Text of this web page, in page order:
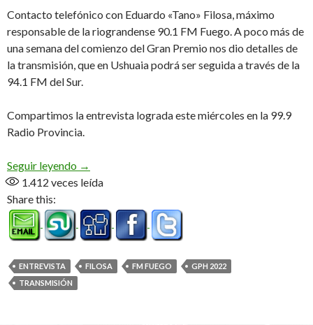
Contacto telefónico con Eduardo «Tano» Filosa, máximo
responsable de la riograndense 90.1 FM Fuego. A poco más de
una semana del comienzo del Gran Premio nos dio detalles de
la transmisión, que en Ushuaia podrá ser seguida a través de la
94.1 FM del Sur.
Compartimos la entrevista lograda este miércoles en la 99.9
Radio Provincia.
Seguir leyendo La 47° edición del GPH por FM Fuego (Audio)
→
1.412 veces leída
Share this:
ENTREVISTA FILOSA FM FUEGO
GPH 2022
TRANSMISIÓN